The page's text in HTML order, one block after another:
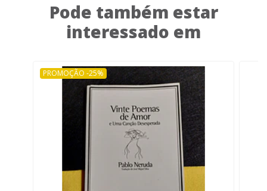
Pode também estar
interessado em
PROMOÇÃO -25%